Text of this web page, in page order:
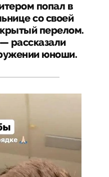
попал в
со своей
перелом.
рассказали
юноши.